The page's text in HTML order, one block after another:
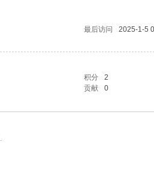
最后访问
2025-1-5
积分
2
贡献 0